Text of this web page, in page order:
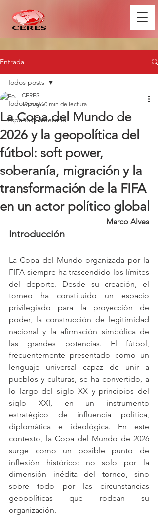
Entrada
Todos posts
Español/Castellano
Todos posts
La Copa del Mundo de
2026 y la geopolítica del
fútbol: soft power,
soberanía, migración y la
transformación de la FIFA
en un actor político global
CERES
19 may 10 min de lectura
Marco Alves
Introducción
La Copa del Mundo organizada por la
FIFA siempre ha trascendido los límites
del deporte. Desde su creación, el
torneo ha constituido un espacio
privilegiado para la proyección de
poder, la construcción de legitimidad
nacional y la afirmación simbólica de
las grandes potencias. El fútbol,
frecuentemente presentado como un
lenguaje universal capaz de unir a
pueblos y culturas, se ha convertido, a
lo largo del siglo XX y principios del
siglo XXI, en un instrumento
estratégico de influencia política,
diplomática e ideológica. En este
contexto, la Copa del Mundo de 2026
surge como un posible punto de
inflexión histórico: no solo por la
dimensión inédita del torneo, sino
sobre todo por las circunstancias
geopolíticas que rodean su
organización.